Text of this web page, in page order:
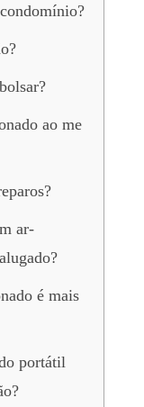
ao me
ar-
é mais
portátil